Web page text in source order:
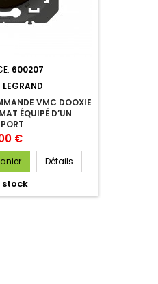
600207
LEGRAND
VMC DOOXIE
ÉQUIPÉ D’UN
€
Détails
stock